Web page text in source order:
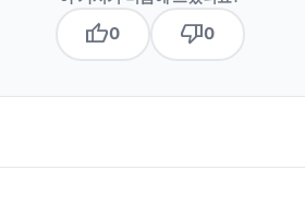
thumb_up0 thumb_down0